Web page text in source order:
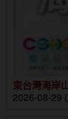
東台灣海岸
2026-08-29